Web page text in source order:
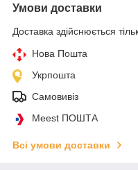
Умови доставки
Доставка здійснюється
Нова Пошта
Укрпошта
Самовивіз
Meest ПОШТА
Всі умови доставки